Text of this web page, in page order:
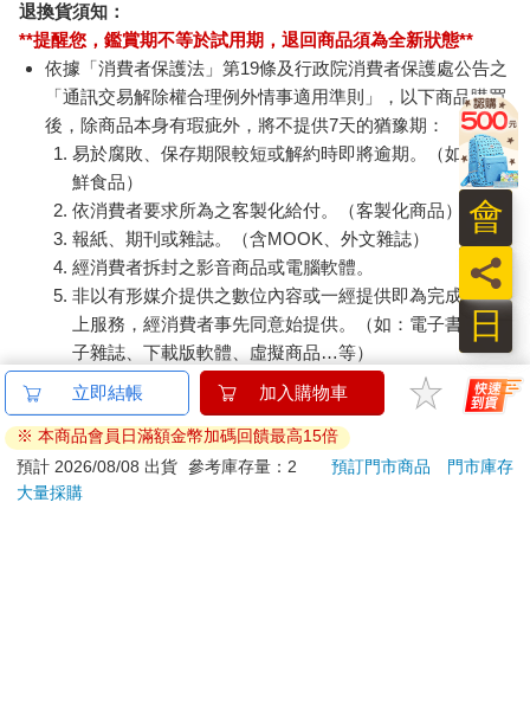
退換貨須知：
**提醒您，鑑賞期不等於試用期，退回商品須為全新狀態**
依據「消費者保護法」第19條及行政院消費者保護處公告之
「通訊交易解除權合理例外情事適用準則」，以下商品購買
後，除商品本身有瑕疵外，將不提供7天的猶豫期：
易於腐敗、保存期限較短或解約時即將逾期。（如：生
鮮食品）
依消費者要求所為之客製化給付。（客製化商品）
報紙、期刊或雜誌。（含MOOK、外文雜誌）
經消費者拆封之影音商品或電腦軟體。
非以有形媒介提供之數位內容或一經提供即為完成之線
上服務，經消費者事先同意始提供。（如：電子書、電
子雜誌、下載版軟體、虛擬商品…等）
已拆封之個人衛生用品。（如：內衣褲、刮鬍刀、除毛
若非上列種類商品，均享有到貨7天的猶豫期（含例假
日）。
辦理退換貨時，商品（組合商品恕無法接受單獨退貨）必須
立即結帳 加入購物車
※ 本商品會員日滿額金幣加碼回饋最高15倍
預計 2026/08/08 出貨 參考庫存量：2 預訂門市商品
門市庫存
大量採購
日
員
會